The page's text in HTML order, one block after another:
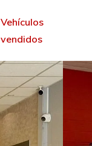
Vehículos
vendidos